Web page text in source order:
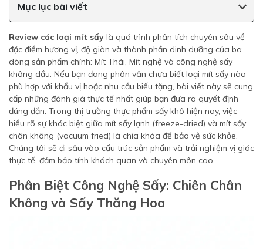
Mục lục bài viết
Review các loại mít sấy là quá trình phân tích chuyên sâu về
đặc điểm hương vị, độ giòn và thành phần dinh dưỡng của ba
dòng sản phẩm chính: Mít Thái, Mít nghệ và công nghệ sấy
không dầu. Nếu bạn đang phân vân chưa biết loại mít sấy nào
phù hợp với khẩu vị hoặc nhu cầu biếu tặng, bài viết này sẽ cung
cấp những đánh giá thực tế nhất giúp bạn đưa ra quyết định
đúng đắn. Trong thị trường thực phẩm sấy khô hiện nay, việc
hiểu rõ sự khác biệt giữa mít sấy lạnh (freeze-dried) và mít sấy
chân không (vacuum fried) là chìa khóa để bảo vệ sức khỏe.
Chúng tôi sẽ đi sâu vào cấu trúc sản phẩm và trải nghiệm vị giác
thực tế, đảm bảo tính khách quan và chuyên môn cao.
Phân Biệt Công Nghệ Sấy: Chiên Chân
Không và Sấy Thăng Hoa